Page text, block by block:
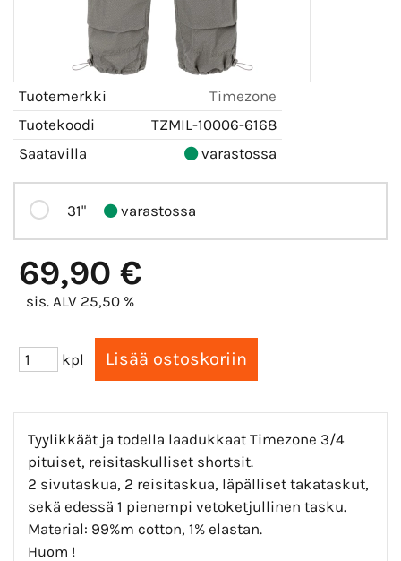
Tuotemerkki
Timezone
Tuotekoodi
TZMIL-10006-6168
Saatavilla
varastossa
31" varastossa
69,90 €
sis. ALV 25,50 %
kpl
Tyylikkäät ja todella laadukkaat Timezone 3/4
pituiset, reisitaskulliset shortsit.
2 sivutaskua, 2 reisitaskua, läpälliset takataskut,
sekä edessä 1 pienempi vetoketjullinen tasku.
Material: 99%m cotton, 1% elastan.
Huom !